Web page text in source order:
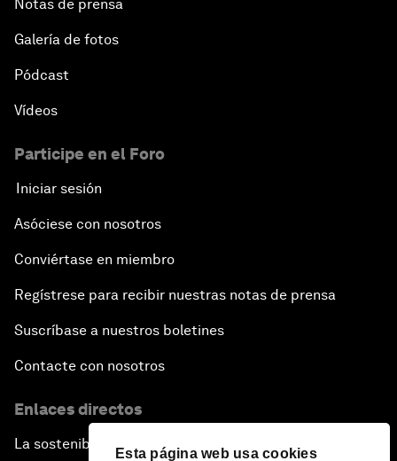
Esta página web usa cookies
Notas de prensa
Galería de fotos
Pódcast
Vídeos
Participe en el Foro
Iniciar sesión
Asóciese con nosotros
Conviértase en miembro
Regístrese para recibir nuestras notas de prensa
Suscríbase a nuestros boletines
Contacte con nosotros
Enlaces directos
La sostenibilidad en el Foro